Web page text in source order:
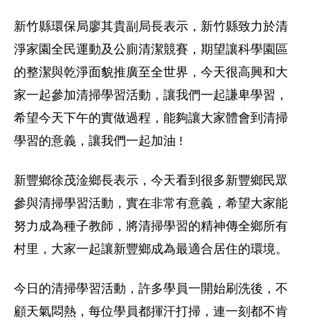
新竹縣環保局廖其貴副局長表示，新竹縣致力於清
淨家園全民運動及公廁清潔競賽，期望讓科學園區
的整潔與乾淨面貌推廣至全世界，今天很高興和大
家一起參加清掃學習活動，讓我們一起謙卑學習，
希望今天下午的實做過程，能夠讓大家體會到清掃
學習的意義，讓我們一起加油 !
新豐鄉徐茂淦鄉長表示，今天看到很多新豐鄉民眾
參與清掃學習活動，實在非常有意義，希望大家能
努力成為種子教師，將清掃學習的精神傳全鄉所有
村里，大家一起讓新豐鄉成為最適合居住的環境。
今日的清掃學習活動，許多學員一開始刷洗後，不
顧天氣悶熱，每位學員都揮汗打掃，連一刻都不肯